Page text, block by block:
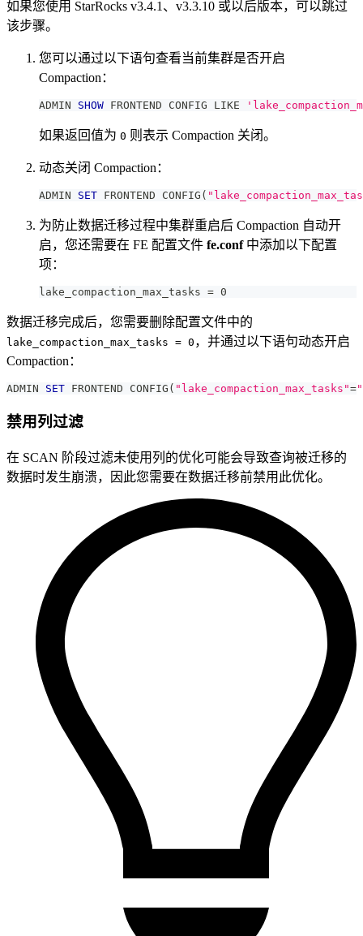
如果您使用 StarRocks v3.4.1、v3.3.10 或以后版本，可以跳过
该步骤。
您可以通过以下语句查看当前集群是否开启
Compaction：
ADMIN SHOW FRONTEND CONFIG LIKE
如果返回值为 0 则表示 Compaction 关闭。
动态关闭 Compaction：
ADMIN SET FRONTEND CONFIG (
为防止数据迁移过程中集群重启后 Compaction 自动开
启，您还需要在 FE 配置文件 fe.conf中添加以下配置
项：
lake_compaction_max_tasks = 0
数据迁移完成后，您需要删除配置文件中的
lake_compaction_max_tasks = 0 ，并通过以下语句动态开启
Compaction：
ADMIN SET FRONTEND CONFIG ( "lake_compaction_max_tasks"=
禁用列过滤
在 SCAN 阶段过滤未使用列的优化可能会导致查询被迁移的
数据时发生崩溃，因此您需要在数据迁移前禁用此优化。